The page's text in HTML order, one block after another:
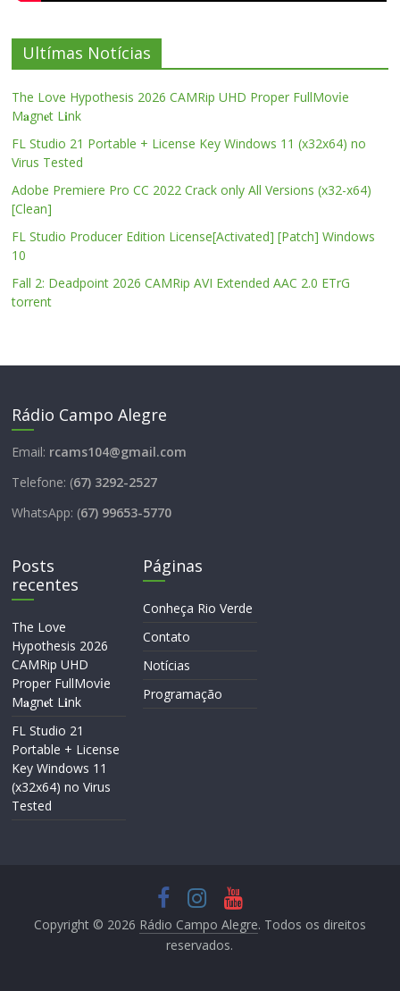
Ultímas Notícias
The Love Hypothesis 2026 CAMRip UHD Proper FullMov𝗂e
M𝐚gn𝐞t L𝐢nk
FL Studio 21 Portable + License Key Windows 11 (x32x64) no
Virus Tested
Adobe Premiere Pro CC 2022 Crack only All Versions (x32-x64)
[Clean]
FL Studio Producer Edition License[Activated] [Patch] Windows
10
Fall 2: Deadpoint 2026 CAMRip AVI Extended AAC 2.0 ETrG
torrent
Rádio Campo Alegre
Email: rcams104@gmail.com
Telefone: (67) 3292-2527
WhatsApp: (67) 99653-5770
Posts
recentes
The Love
Hypothesis 2026
CAMRip UHD
Proper FullMov𝗂e
M𝐚gn𝐞t L𝐢nk
FL Studio 21
Portable + License
Key Windows 11
(x32x64) no Virus
Tested
Páginas
Conheça Rio Verde
Contato
Notícias
Programação
Copyright © 2026 Rádio Campo Alegre. Todos os direitos
reservados.